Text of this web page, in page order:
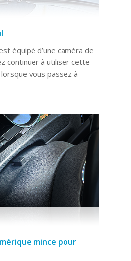
équipé d’une caméra de
continuer à utiliser cette
vous passez à
mince pour